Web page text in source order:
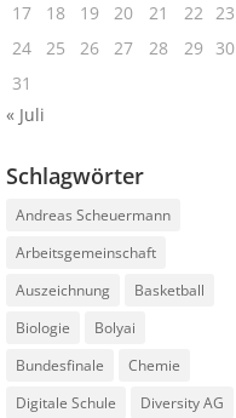
17
18 19 20 21 22 23
24
25 26 27 28 29
30
31
« Juli
Schlagwörter
Andreas Scheuermann
Arbeitsgemeinschaft
Auszeichnung
Basketball
Biologie
Bolyai
Bundesfinale
Chemie
Digitale Schule
Diversity AG